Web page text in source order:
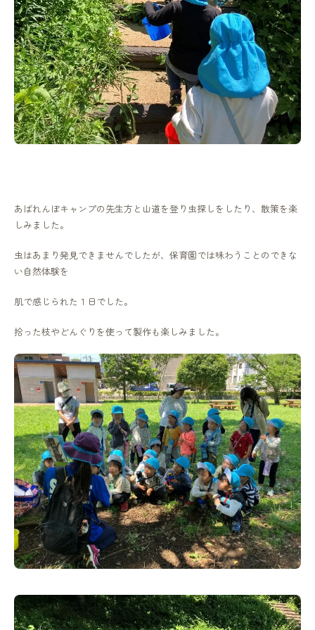
あばれんぼキャンプの先生方と山道を登り虫探しをしたり、散策を楽
しみました。
虫はあまり発見できませんでしたが、保育園では味わうことのできな
い自然体験を
肌で感じられた１日でした。
拾った枝やどんぐりを使って製作も楽しみました。